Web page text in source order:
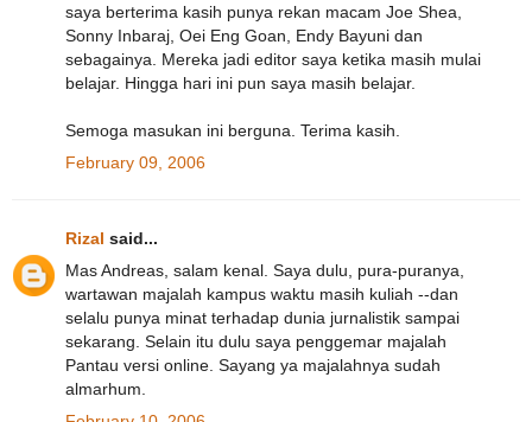
saya berterima kasih punya rekan macam Joe Shea,
Sonny Inbaraj, Oei Eng Goan, Endy Bayuni dan
sebagainya. Mereka jadi editor saya ketika masih mulai
belajar. Hingga hari ini pun saya masih belajar.
Semoga masukan ini berguna. Terima kasih.
February 09, 2006
Rizal said...
Mas Andreas, salam kenal. Saya dulu, pura-puranya,
wartawan majalah kampus waktu masih kuliah --dan
selalu punya minat terhadap dunia jurnalistik sampai
sekarang. Selain itu dulu saya penggemar majalah
Pantau versi online. Sayang ya majalahnya sudah
almarhum.